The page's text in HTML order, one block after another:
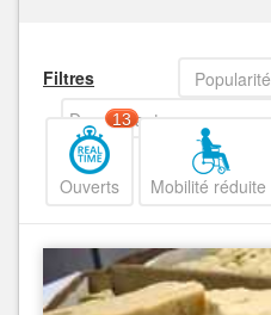
Filtres
Popularité
Decroissant
Ouverts
13
Mobilité réduite